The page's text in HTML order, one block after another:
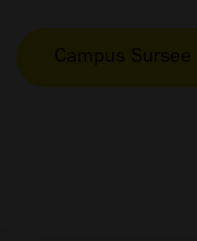
Campus Sursee